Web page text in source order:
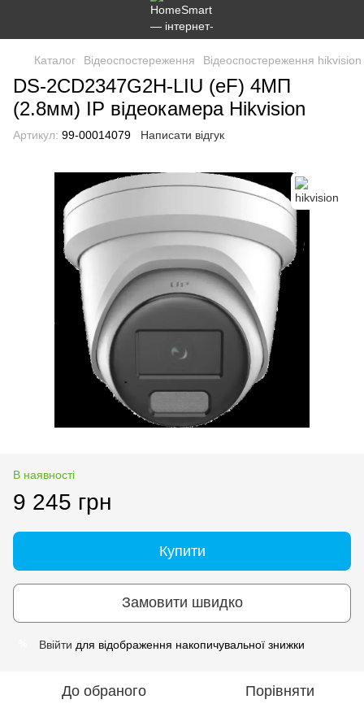
Каталог Відеоспостереження Відеоспостереження hikvision
DS-2CD2347G2H-LIU (eF) 4МП
(2.8мм) IP відеокамера Hikvision
Артикул: 99-00014079 Написати відгук
В наявності
9 245 грн
Купити
Замовити швидко
Ввійти для відображення накопичувальної знижки
До обраного Порівняти